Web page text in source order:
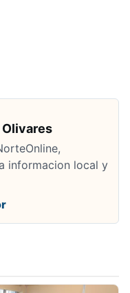
Olivares
informacion local y